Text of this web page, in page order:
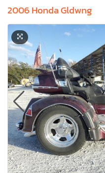
2006 Honda Gldwng